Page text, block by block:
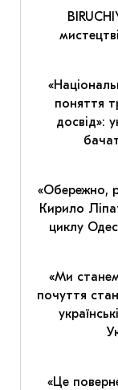
поняття
досвід»:
«Обережно,
Кирило
циклу
«Ми
почуття
«Це